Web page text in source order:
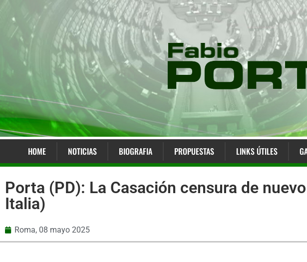
HOME NOTICIAS BIOGRAFIA PROPUESTAS LINKS ÚTILES
Porta (PD): La Casación censura de
Italia)
Roma, 08 mayo 2025